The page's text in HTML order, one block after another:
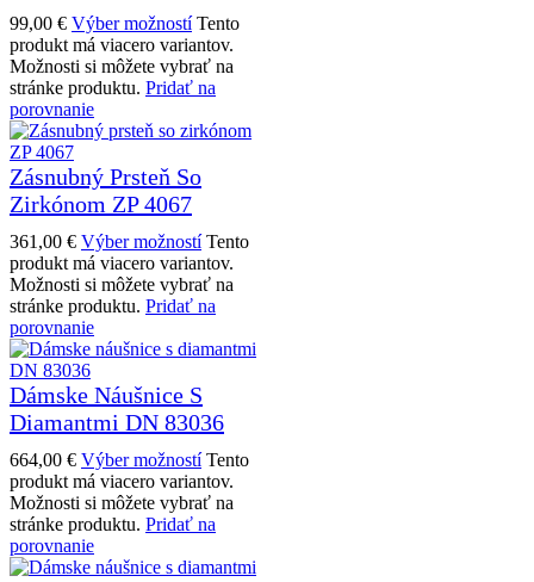
99,00 € Výber možností Tento
produkt má viacero variantov.
Možnosti si môžete vybrať na
stránke produktu. Pridať na
porovnanie
Zásnubný Prsteň So
Zirkónom ZP 4067
361,00 € Výber možností Tento
produkt má viacero variantov.
Možnosti si môžete vybrať na
stránke produktu. Pridať na
porovnanie
Dámske Náušnice S
Diamantmi DN 83036
664,00 € Výber možností Tento
produkt má viacero variantov.
Možnosti si môžete vybrať na
stránke produktu. Pridať na
porovnanie